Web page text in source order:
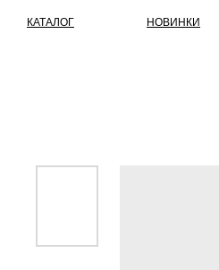
КАТАЛОГ НОВИНКИ